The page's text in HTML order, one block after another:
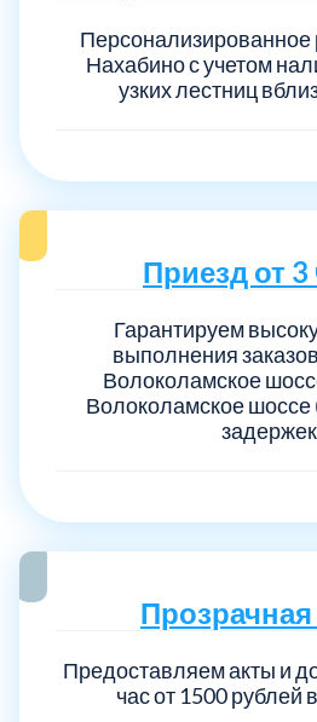
Персонализированное
Нахабино с учетом
узких лестниц
Приезд от 3
Гарантируем
выполнения
Волоколамское
Волоколамское шоссе
Предоставляем акты и
час от 1500 рублей